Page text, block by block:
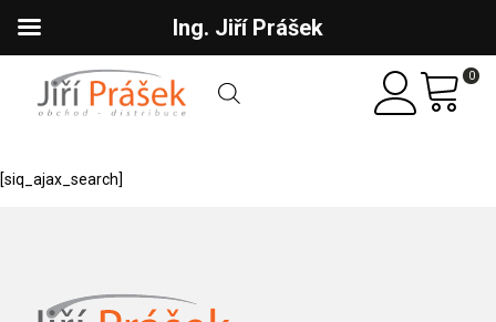
0
[siq_ajax_search]
Ing. Jiří Prášek